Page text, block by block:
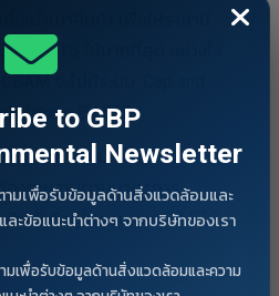
EU ETS ให้มากที่สุด อย่างไร
จะไม่มีระบบ ‘Cap and
คับใช้ของ EU ETS
คาดว่าจะมีการขยาย
งรายงานตามมาตรการ
นค้าที่อยู่ในขอบเขต EU ETS
to GBP
Newsletter
มเพื่อรับข้อมูลด้านสิ่งแวดล้อมและ
ะข้อแนะนำต่างๆ จากบริษัทของเรา
เพื่อรับข้อมูลด้านสิ่งแวดล้อมและความ